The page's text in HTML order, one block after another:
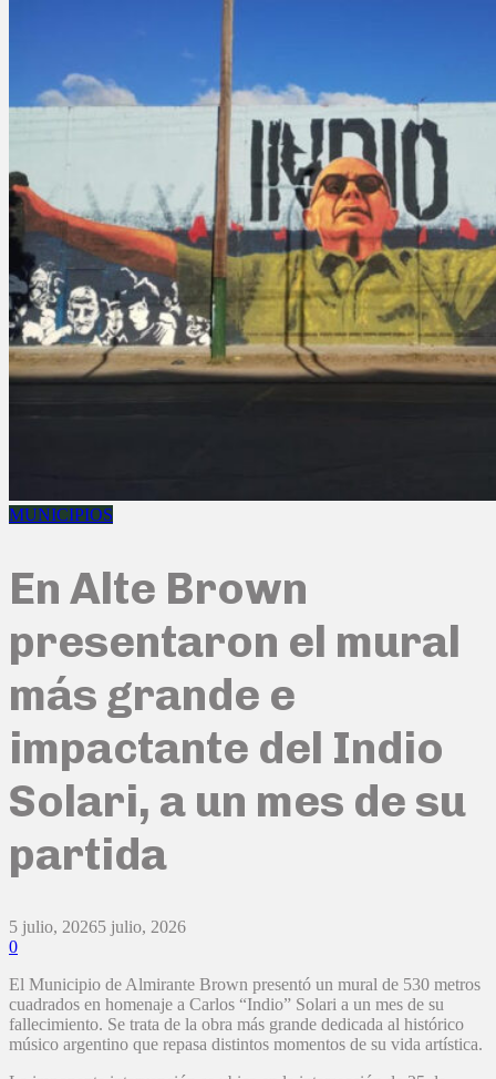
MUNICIPIOS
En Alte Brown
presentaron el mural
más grande e
impactante del Indio
Solari, a un mes de su
partida
5 julio, 20265 julio, 2026
0
El Municipio de Almirante Brown presentó un mural de 530 metros
cuadrados en homenaje a Carlos “Indio” Solari a un mes de su
fallecimiento. Se trata de la obra más grande dedicada al histórico
músico argentino que repasa distintos momentos de su vida artística.